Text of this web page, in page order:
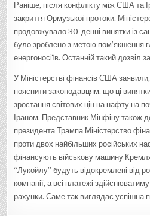
Раніше, після конфлікту між США та
закриття Ормузької протоки,
продовжувало 30-денні винятки із
було зроблено з метою пом’якшення
енергоносіїв. Останній такий дозвіл
У Міністерстві фінансів США
пояснити законодавцям, що ці
зростання світових цін на нафту на
Іраном. Представник Мінфіну також
президента Трампа Міністерство
проти двох найбільших російських
фінансують військову машину
“Лукойлу” будуть відокремлені від
компанії, а всі платежі
рахунки. Саме так виглядає успішна